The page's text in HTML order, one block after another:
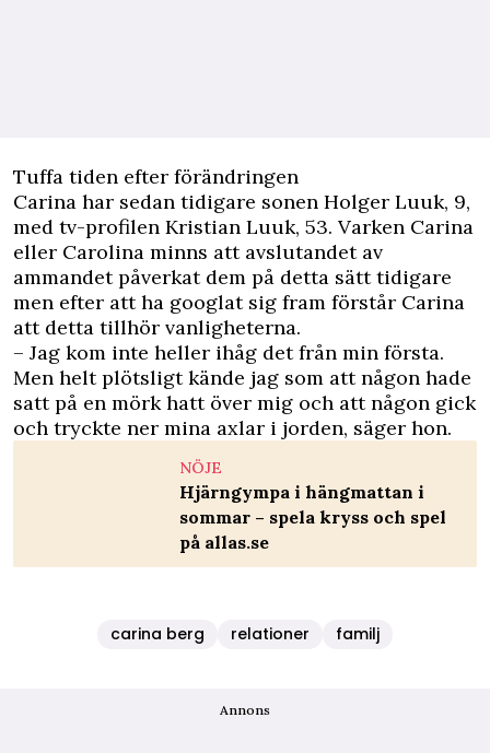
Tuffa tiden efter förändringen
Carina har sedan tidigare sonen Holger Luuk, 9,
med tv-profilen Kristian Luuk, 53. Varken Carina
eller Carolina minns att avslutandet av
ammandet påverkat dem på detta sätt tidigare
men efter att ha googlat sig fram förstår Carina
att detta tillhör vanligheterna.
– Jag kom inte heller ihåg det från min första.
Men helt plötsligt kände jag som att någon hade
satt på en mörk hatt över mig och att någon gick
och tryckte ner mina axlar i jorden, säger hon.
NÖJE
Hjärngympa i hängmattan i
sommar – spela kryss och spel
på allas.se
carina berg relationer familj
Annons